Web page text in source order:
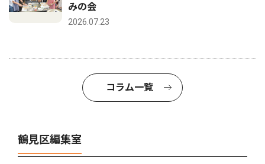
みの会
2026.07.23
コラム一覧
鶴見区編集室